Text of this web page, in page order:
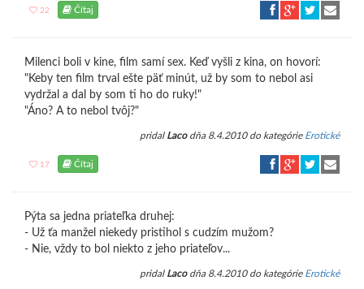
22 Čítaj
Milenci boli v kine, film samí sex. Keď vyšli z kina, on hovorí:
"Keby ten film trval ešte päť minút, už by som to nebol asi
vydržal a dal by som ti ho do ruky!"
"Áno? A to nebol tvôj?"
pridal Lacodňa 8.4.2010 do kategórie Erotické
17 Čítaj
Pýta sa jedna priateľka druhej:
- Už ťa manžel niekedy pristihol s cudzím mužom?
- Nie, vždy to bol niekto z jeho priateľov...
pridal Lacodňa 8.4.2010 do kategórie Erotické